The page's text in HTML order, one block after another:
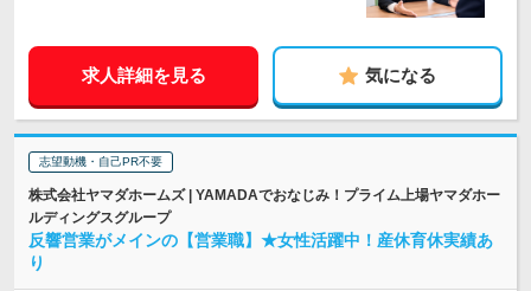
求人詳細を見る 気になる
志望動機・自己PR不要
株式会社ヤマダホームズ | YAMADAでおなじみ！プライム上場ヤマダホー
ルディングスグループ
反響営業がメインの【営業職】★女性活躍中！産休育休実績あ
り